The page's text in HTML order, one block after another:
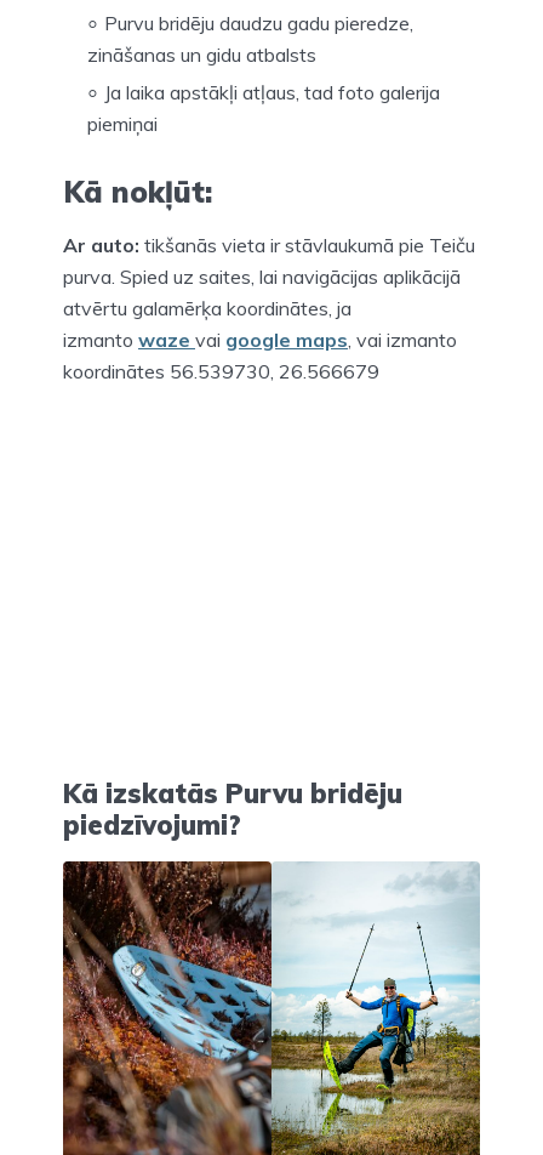
Purvu bridēju daudzu gadu pieredze,
zināšanas un gidu atbalsts
Ja laika apstākļi atļaus, tad foto galerija
piemiņai
Kā nokļūt:
Ar auto: tikšanās vieta ir stāvlaukumā pie Teiču
purva. Spied uz saites, lai navigācijas aplikācijā
atvērtu galamērķa koordinātes, ja
izmanto waze vai google maps , vai izmanto
koordinātes 56.539730, 26.566679
Kā izskatās Purvu bridēju
piedzīvojumi?